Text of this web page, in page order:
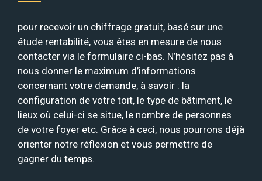
pour recevoir un chiffrage gratuit, basé sur une
étude rentabilité, vous êtes en mesure de nous
contacter via le formulaire ci-bas. N’hésitez pas à
nous donner le maximum d’informations
concernant votre demande, à savoir : la
configuration de votre toit, le type de bâtiment, le
lieux où celui-ci se situe, le nombre de personnes
de votre foyer etc. Grâce à ceci, nous pourrons déjà
orienter notre réflexion et vous permettre de
gagner du temps.